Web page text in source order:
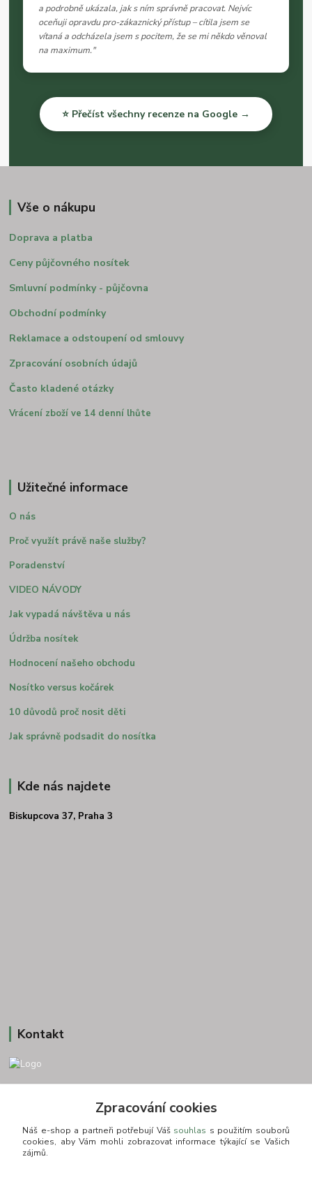
a podrobně ukázala, jak s ním správně pracovat. Nejvíc
oceňuji opravdu pro-zákaznický přístup – cítila jsem se
vítaná a odcházela jsem s pocitem, že se mi někdo věnoval
na maximum."
⭐ Přečíst všechny recenze na Google →
Vše o nákupu
Doprava a platba
Ceny půjčovného nosítek
Smluvní podmínky - půjčovna
Obchodní podmínky
Reklamace a odstoupení od smlouvy
Zpracování osobních údajů
Často kladené otázky
Vrácení zboží ve 14 denní lhůte
Užitečné informace
O nás
Proč využít právě naše služby?
Poradenství
VIDEO NÁVODY
Jak vypadá návštěva u nás
Údržba nosítek
Hodnocení našeho obchodu
Nosítko versus kočárek
10 důvodů proč nosit děti
Jak správně podsadit do nosítka
Kde nás najdete
Biskupcova 37, Praha 3
Kontakt
Otevírací doba: PO-PÁ: 9:00-16:00 NUTNÁ REZERVACE
info@zkusnositko.cz
Zpracování cookies
Náš e-shop a partneři potřebují Váš souhlas s použitím souborů
cookies, aby Vám mohli zobrazovat informace týkající se Vašich
zájmů.